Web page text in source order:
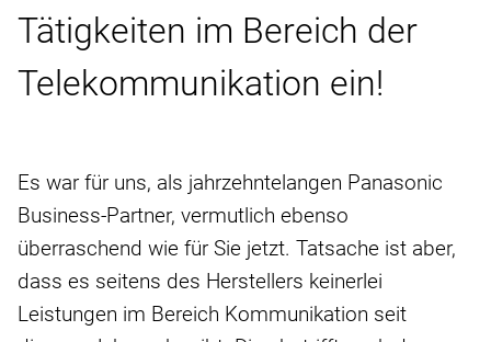
Tätigkeiten im Bereich der
Telekommunikation ein!
Es war für uns, als jahrzehntelangen Panasonic
Business-Partner, vermutlich ebenso
überraschend wie für Sie jetzt. Tatsache ist aber,
dass es seitens des Herstellers keinerlei
Leistungen im Bereich Kommunikation seit